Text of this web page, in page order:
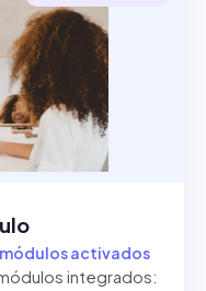
activados
integrados: